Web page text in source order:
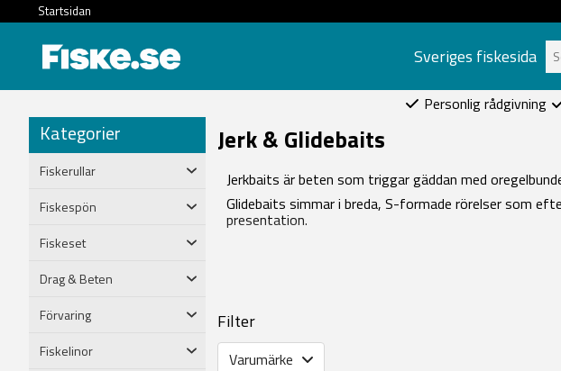
Startsidan
Sveriges fiskesida
Personlig rådgivning
Kategorier
Fiskerullar
Fiskespön
Fiskeset
Drag & Beten
Förvaring
Fiskelinor
Jerk & Glidebaits
Jerkbaits är beten som triggar gäddan med
Glidebaits simmar i breda, S-formade rörelser som
presentation.
Filter
Varumärke